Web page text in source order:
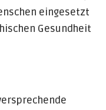
eingesetzt
Gesundheit